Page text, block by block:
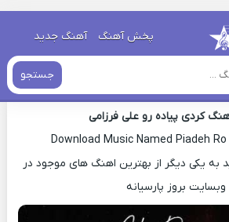
پخش آهنگ آهنگ جدید
جستجو
»
پیاده رو
کردی پیاده رو علی فرزامی
Download Music Named Piadeh
به یکی دیگر از بهترین اهنگ های موجود در
وبسایت بروز پارسیانه